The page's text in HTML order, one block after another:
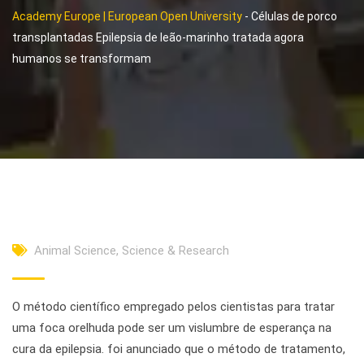
Academy Europe | European Open University - Células de porco
transplantadas Epilepsia de leão-marinho tratada agora
humanos se transformam
Animal Science, Science & Research
O método científico empregado pelos cientistas para tratar
uma foca orelhuda pode ser um vislumbre de esperança na
cura da epilepsia. foi anunciado que o método de tratamento,